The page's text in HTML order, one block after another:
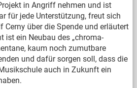
in Angriff nehmen und ist
für jede Unterstützung, freut sich
Cerny über die Spende und erläutert
ist ein Neubau des „chroma-
kaum noch zumutbare
und dafür sorgen soll, dass die
auch in Zukunft ein